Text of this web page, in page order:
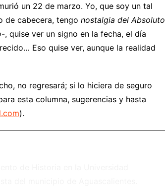
un 22 de marzo. Yo, que soy un tal
de cabecera, tengo nostalgia del Absoluto
-, quise ver un signo en la fecha, el día
Eso quise ver, aunque la realidad
no regresará; si lo hiciera de seguro
esta columna, sugerencias y hasta
).